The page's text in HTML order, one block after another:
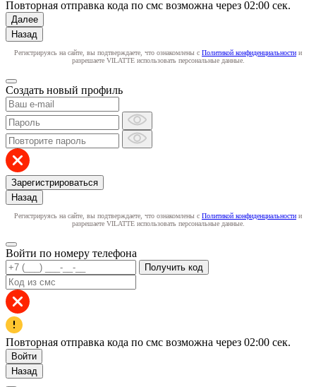
Повторная отправка кода по смс возможна через 02:00 сек.
Далее
Назад
Регистрируясь на сайте, вы подтверждаете, что ознакомлены с Политикой конфиденциальности и
разрешаете VILATTE использовать персональные данные.
Создать новый профиль
Зарегистрироваться
Назад
Регистрируясь на сайте, вы подтверждаете, что ознакомлены с Политикой конфиденциальности и
разрешаете VILATTE использовать персональные данные.
Войти по номеру телефона
Получить код
Повторная отправка кода по смс возможна через 02:00 сек.
Войти
Назад